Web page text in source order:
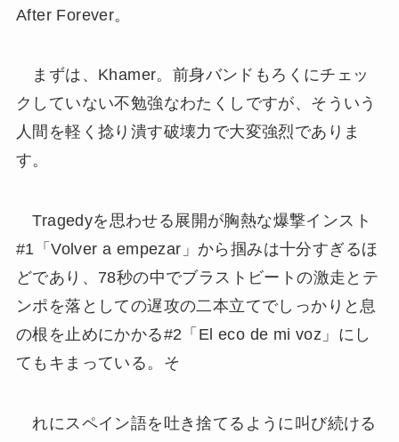
After Forever。
まずは、Khamer。前身バンドもろくにチェッ
クしていない不勉強なわたくしですが、そういう
人間を軽く捻り潰す破壊力で大変強烈でありま
す。
Tragedyを思わせる展開が胸熱な爆撃インスト
#1「Volver a empezar」から掴みは十分すぎるほ
どであり、78秒の中でブラストビートの激走とテ
ンポを落としての遅攻の二本立てでしっかりと息
の根を止めにかかる#2「El eco de mi voz」にし
てもキまっている。そ
れにスペイン語を吐き捨てるように叫び続ける